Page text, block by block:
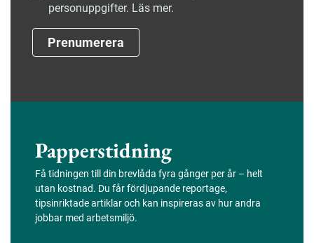
personuppgifter. Läs mer.
Prenumerera
Papperstidning
Få tidningen till din brevlåda fyra gånger per år – helt
utan kostnad. Du får fördjupande reportage,
tipsinriktade artiklar och kan inspireras av hur andra
jobbar med arbetsmiljö.